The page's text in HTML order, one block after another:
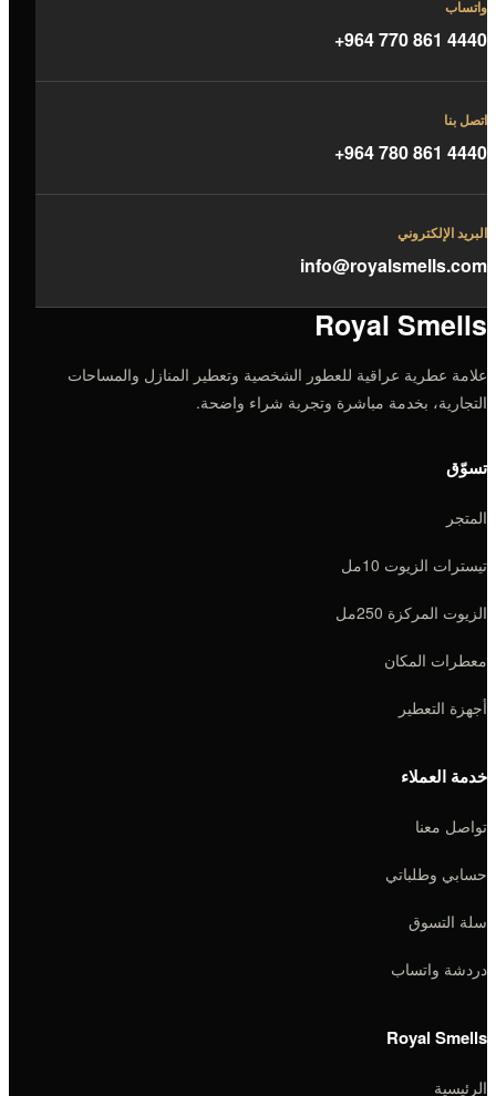
واتساب
+964 770 861 4440
اتصل بنا
+964 780 861 4440
البريد الإلكتروني
info@royalsmells.com
Royal Smells
علامة عطرية عراقية للعطور الشخصية وتعطير المنازل والمساحات
التجارية، بخدمة مباشرة وتجربة شراء واضحة.
تسوّق
المتجر
تيسترات الزيوت 10مل
الزيوت المركزة 250مل
معطرات المكان
أجهزة التعطير
خدمة العملاء
تواصل معنا
حسابي وطلباتي
سلة التسوق
دردشة واتساب
Royal Smells
الرئيسية